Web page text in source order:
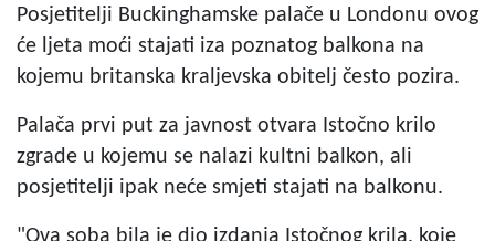
Posjetitelji Buckinghamske palače u Londonu ovog
će ljeta moći stajati iza poznatog balkona na
kojemu britanska kraljevska obitelj često pozira.
Palača prvi put za javnost otvara Istočno krilo
zgrade u kojemu se nalazi kultni balkon, ali
posjetitelji ipak neće smjeti stajati na balkonu.
"Ova soba bila je dio izdanja Istočnog krila, koje